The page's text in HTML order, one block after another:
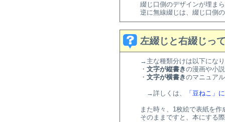
綴じ口側のデザインが埋ま
逆に無線綴じは、綴じ口側
左綴じと右綴じっ
→主な種類分けは以下にな
・ 文字が縦書きの漫画や小
・ 文字が横書きのマニュア
→詳しくは、 「豆ねこ」
また時々、1枚絵で表紙を
そのままですと、本にする